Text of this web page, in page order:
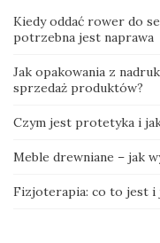
Kiedy oddać rower do
potrzebna jest naprawa
Jak opakowania z
sprzedaż produktów?
Czym jest protetyka i
Meble drewniane – jak
Fizjoterapia: co to jest i